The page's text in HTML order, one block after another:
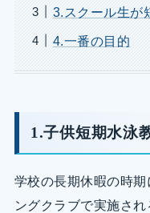
3.スクール生が
4.一番の目的
1.子供短期水泳
学校の長期休暇の時期
ングクラブで実施され